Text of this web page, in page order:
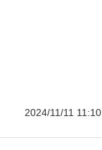
2024/11/11 11:10